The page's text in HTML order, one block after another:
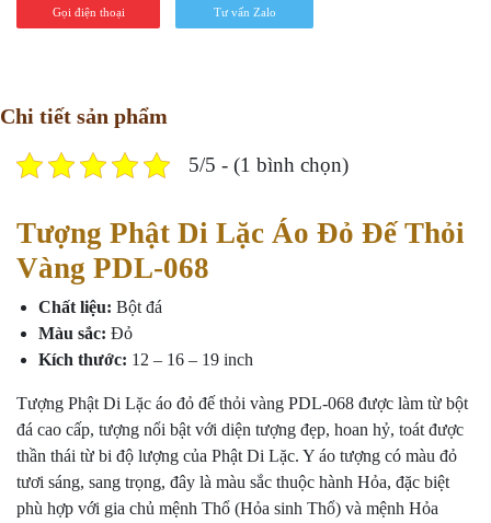
Gọi điện thoại Tư vấn Zalo
Chi tiết sản phẩm
5/5 - (1 bình chọn)
Tượng Phật Di Lặc Áo Đỏ Đế Thỏi
Vàng PDL-068
Chất liệu: Bột đá
Màu sắc: Đỏ
Kích thước: 12 – 16 – 19 inch
Tượng Phật Di Lặc áo đỏ đế thỏi vàng PDL-068 được làm từ bột
đá cao cấp, tượng nổi bật với diện tượng đẹp, hoan hỷ, toát được
thần thái từ bi độ lượng của Phật Di Lặc. Y áo tượng có màu đỏ
tươi sáng, sang trọng, đây là màu sắc thuộc hành Hỏa, đặc biệt
phù hợp với gia chủ mệnh Thổ (Hỏa sinh Thổ) và mệnh Hỏa